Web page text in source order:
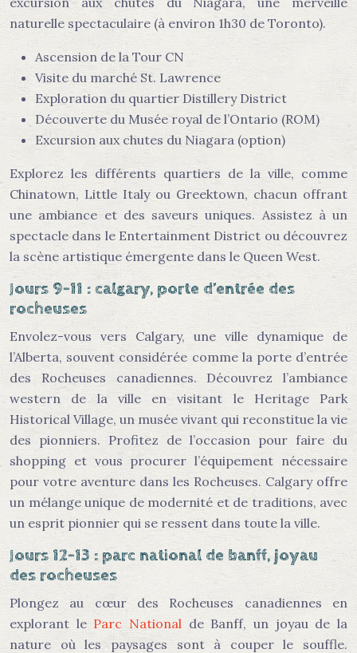
naturelle spectaculaire (à environ 1h30 de Toronto).
Ascension de la Tour CN
Visite du marché St. Lawrence
Exploration du quartier Distillery District
Découverte du Musée royal de l’Ontario (ROM)
Excursion aux chutes du Niagara (option)
Explorez les différents quartiers de la ville, comme
Chinatown, Little Italy ou Greektown, chacun offrant
une ambiance et des saveurs uniques. Assistez à un
spectacle dans le Entertainment District ou découvrez
la scène artistique émergente dans le Queen West.
Jours 9-11 : calgary, porte d’entrée des
rocheuses
Envolez-vous vers Calgary, une ville dynamique de
l’Alberta, souvent considérée comme la porte d’entrée
des Rocheuses canadiennes. Découvrez l’ambiance
western de la ville en visitant le Heritage Park
Historical Village, un musée vivant qui reconstitue la vie
des pionniers. Profitez de l’occasion pour faire du
shopping et vous procurer l’équipement nécessaire
pour votre aventure dans les Rocheuses. Calgary offre
un mélange unique de modernité et de traditions, avec
un esprit pionnier qui se ressent dans toute la ville.
Jours 12-13 : parc national de banff, joyau
des rocheuses
Plongez au cœur des Rocheuses canadiennes en
explorant le Parc National de Banff, un joyau de la
nature où les paysages sont à couper le souffle.